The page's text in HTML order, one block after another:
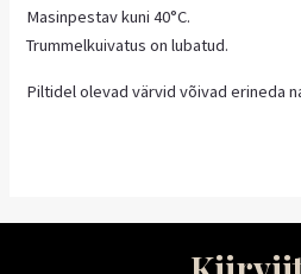
Masinpestav kuni 40°C.
Trummelkuivatus on lubatud.
Piltidel olevad värvid võivad erineda